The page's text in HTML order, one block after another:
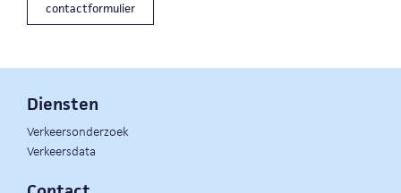
contactformulier
Diensten
Verkeersonderzoek
Verkeersdata